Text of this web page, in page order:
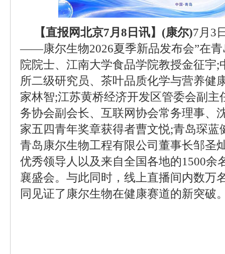
【直报网北京7月8日讯】(康尔)7月3
——康尔生物2026夏季新品发布会”在青
院院士、江南大学食品学院教授金征宇
所二级研究员、茶叶品质化学与营养健
家林智;江苏黄桥经济开发区管委会副主
务协会副会长、互联网协会常务理事、
家五四青年奖章获得者曹文悦;青岛琛蓝
青岛康尔生物工程有限公司董事长邹圣
优秀领导人以及来自全国各地的1500余
襄盛会。与此同时，线上直播间内数万
同见证了康尔生物在健康赛道的新突破